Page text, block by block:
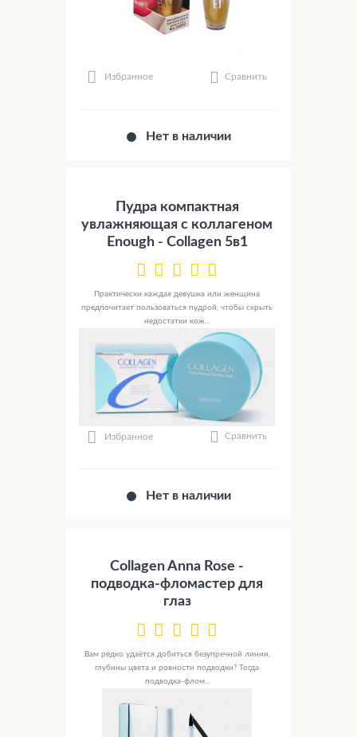
Избранное Сравнить
Нет в наличии
Пудра компактная
увлажняющая с коллагеном
Enough - Collagen 5в1
Практически каждая девушка или женщина
предпочитает пользоваться пудрой, чтобы скрыть
недостатки кож...
Избранное Сравнить
Нет в наличии
Collagen Anna Rose -
подводка-фломастер для
глаз
Вам редко удаётся добиться безупречной линии,
глубины цвета и ровности подводки? Тогда
подводка-флом...